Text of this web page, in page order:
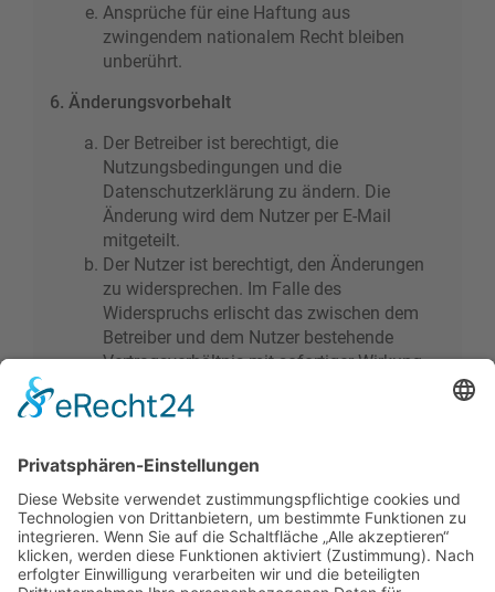
Ansprüche für eine Haftung aus
zwingendem nationalem Recht bleiben
unberührt.
6. Änderungsvorbehalt
Der Betreiber ist berechtigt, die
Nutzungsbedingungen und die
Datenschutzerklärung zu ändern. Die
Änderung wird dem Nutzer per E-Mail
mitgeteilt.
Der Nutzer ist berechtigt, den Änderungen
zu widersprechen. Im Falle des
Widerspruchs erlischt das zwischen dem
Betreiber und dem Nutzer bestehende
Vertragsverhältnis mit sofortiger Wirkung.
verbindlich, wenn der Nutzer den
Informationen über den Umgang mit deinen
persönlichen Daten sind in der
Datenschutzerklärung enthalten.